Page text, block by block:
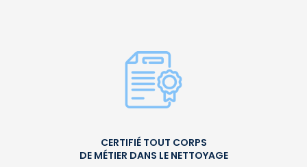
CERTIFIÉ TOUT CORPS
DE MÉTIER DANS LE NETTOYAGE